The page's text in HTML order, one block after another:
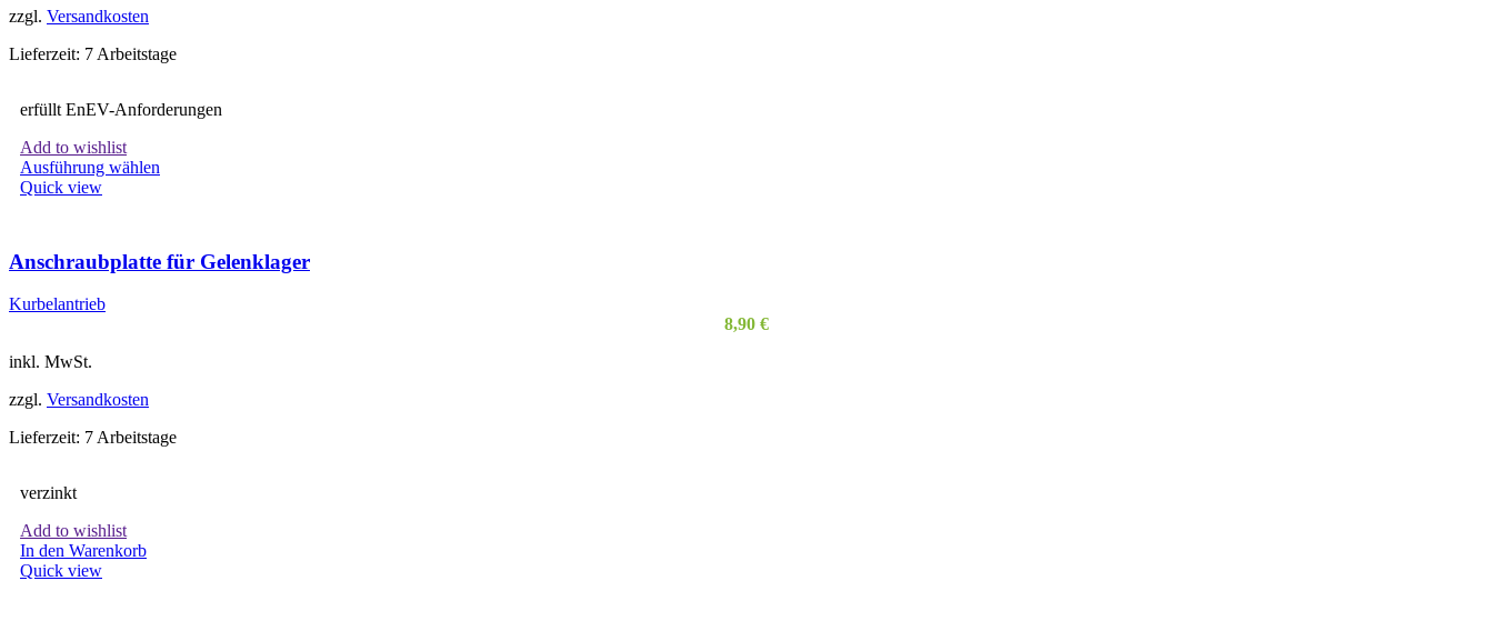
zzgl. Versandkosten
Lieferzeit: 7 Arbeitstage
erfüllt EnEV-Anforderungen
Add to wishlist
Ausführung wählen
auf.
Quick view
Anschraubplatte für Gelenklager
Kurbelantrieb
8,90 €
inkl. MwSt.
zzgl. Versandkosten
Lieferzeit: 7 Arbeitstage
verzinkt
Add to wishlist
In den Warenkorb
Quick view